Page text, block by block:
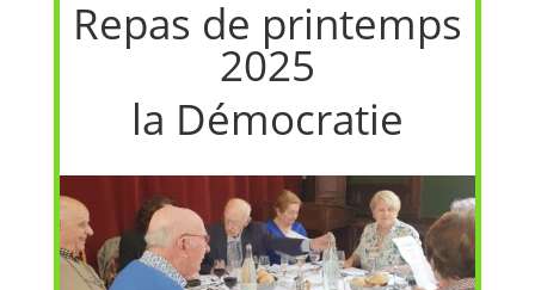
Repas de printemps
2025
la Démocratie